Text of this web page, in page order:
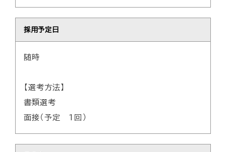
採用予定日
随時
【選考方法】
書類選考
面接（予定 1回）